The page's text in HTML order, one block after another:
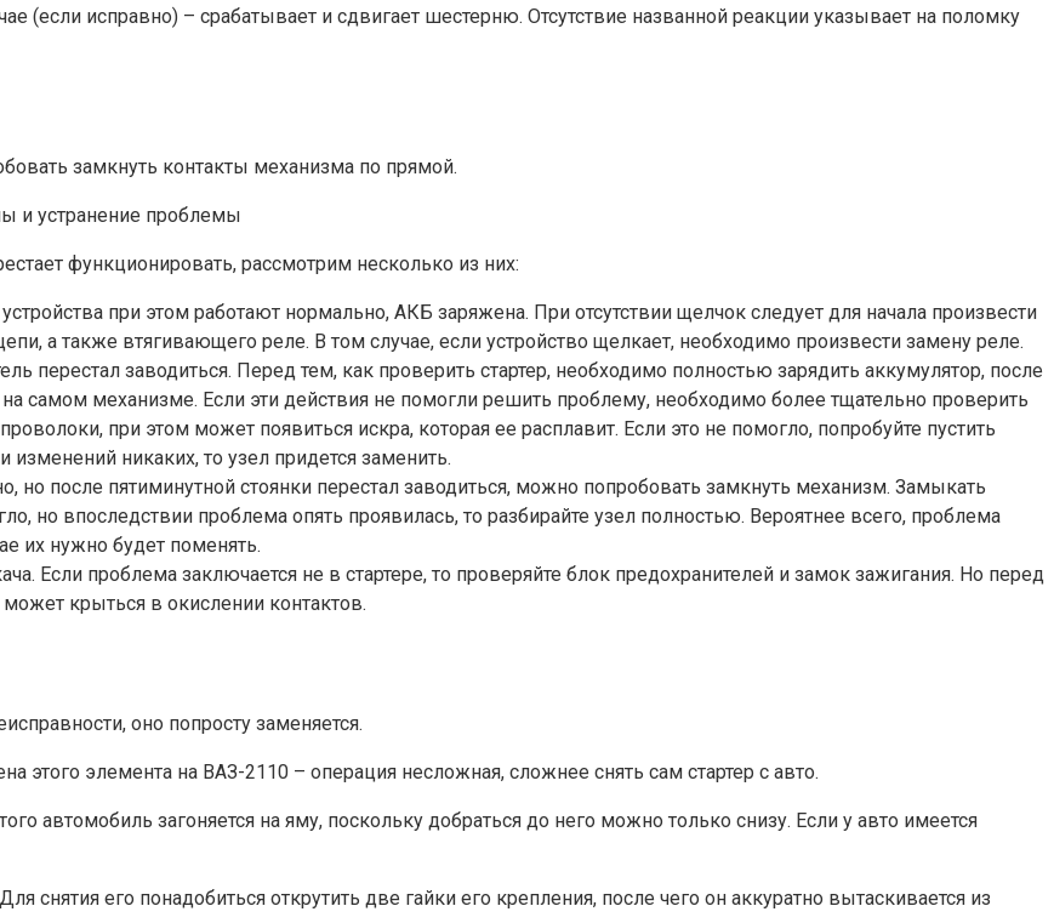
(если исправно) – срабатывает и сдвигает шестерню. Отсутствие названной реакции указывает на поломку
замкнуть контакты механизма по прямой.
и устранение проблемы
функционировать, рассмотрим несколько из них:
при этом работают нормально, АКБ заряжена. При отсутствии щелчок следует для начала произвести
а также втягивающего реле. В том случае, если устройство щелкает, необходимо произвести замену реле.
перестал заводиться. Перед тем, как проверить стартер, необходимо полностью зарядить аккумулятор, после
на самом механизме. Если эти действия не помогли решить проблему, необходимо более тщательно проверить
при этом может появиться искра, которая ее расплавит. Если это не помогло, попробуйте пустить
никаких, то узел придется заменить.
но после пятиминутной стоянки перестал заводиться, можно попробовать замкнуть механизм. Замыкать
но впоследствии проблема опять проявилась, то разбирайте узел полностью. Вероятнее всего, проблема
их нужно будет поменять.
Если проблема заключается не в стартере, то проверяйте блок предохранителей и замок зажигания. Но перед
крыться в окислении контактов.
оно попросту заменяется.
этого элемента на ВАЗ-2110 – операция несложная, сложнее снять сам стартер с авто.
автомобиль загоняется на яму, поскольку добраться до него можно только снизу. Если у авто имеется
снятия его понадобиться открутить две гайки его крепления, после чего он аккуратно вытаскивается из